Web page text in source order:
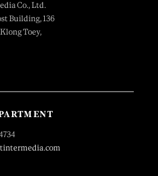
Co., Ltd.
Building, 136
Toey,